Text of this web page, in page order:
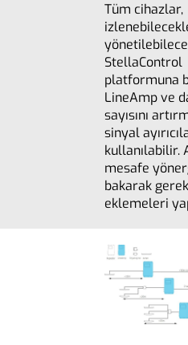
Tüm cihazlar,
StellaControl
platformuna
LineAmp ve
sayısını
sinyal
kullanılabilir.
mesafe
bakarak
eklemeleri